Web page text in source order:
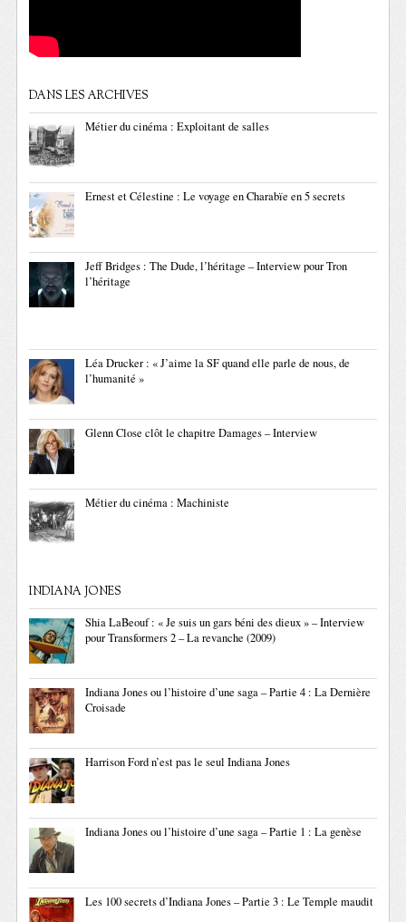
DANS LES ARCHIVES
Métier du cinéma : Exploitant de salles
Ernest et Célestine : Le voyage en Charabïe en 5 secrets
Jeff Bridges : The Dude, l’héritage – Interview pour Tron
l’héritage
Léa Drucker : « J’aime la SF quand elle parle de nous, de
l’humanité »
Glenn Close clôt le chapitre Damages – Interview
Métier du cinéma : Machiniste
INDIANA JONES
Shia LaBeouf : « Je suis un gars béni des dieux » – Interview
pour Transformers 2 – La revanche (2009)
Indiana Jones ou l’histoire d’une saga – Partie 4 : La Dernière
Croisade
Harrison Ford n’est pas le seul Indiana Jones
Indiana Jones ou l’histoire d’une saga – Partie 1 : La genèse
Les 100 secrets d’Indiana Jones – Partie 3 : Le Temple maudit